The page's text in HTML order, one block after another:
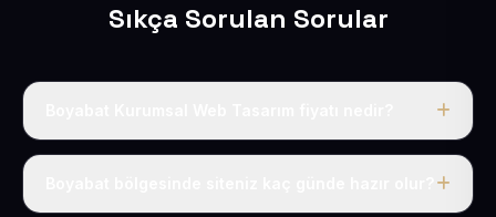
Sıkça Sorulan Sorular
Tek fiyat uygulanır: yıllık 50 USD + KDV. Bu bedele alan